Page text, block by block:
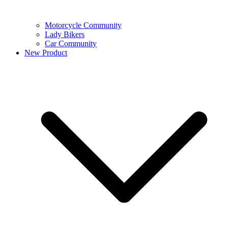
Motorcycle Community
Lady Bikers
Car Community
New Product